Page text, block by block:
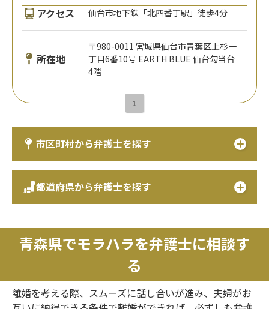
アクセス 仙台市地下鉄「北四番丁駅」徒歩4分
所在地
〒980-0011 宮城県仙台市青葉区上杉一
丁目6番10号 EARTH BLUE 仙台勾当台
4階
1
市区町村から弁護士を探す
都道府県から弁護士を探す
青森県でモラハラを弁護士に相談す
る
離婚を考える際、スムーズに話し合いが進み、夫婦がお